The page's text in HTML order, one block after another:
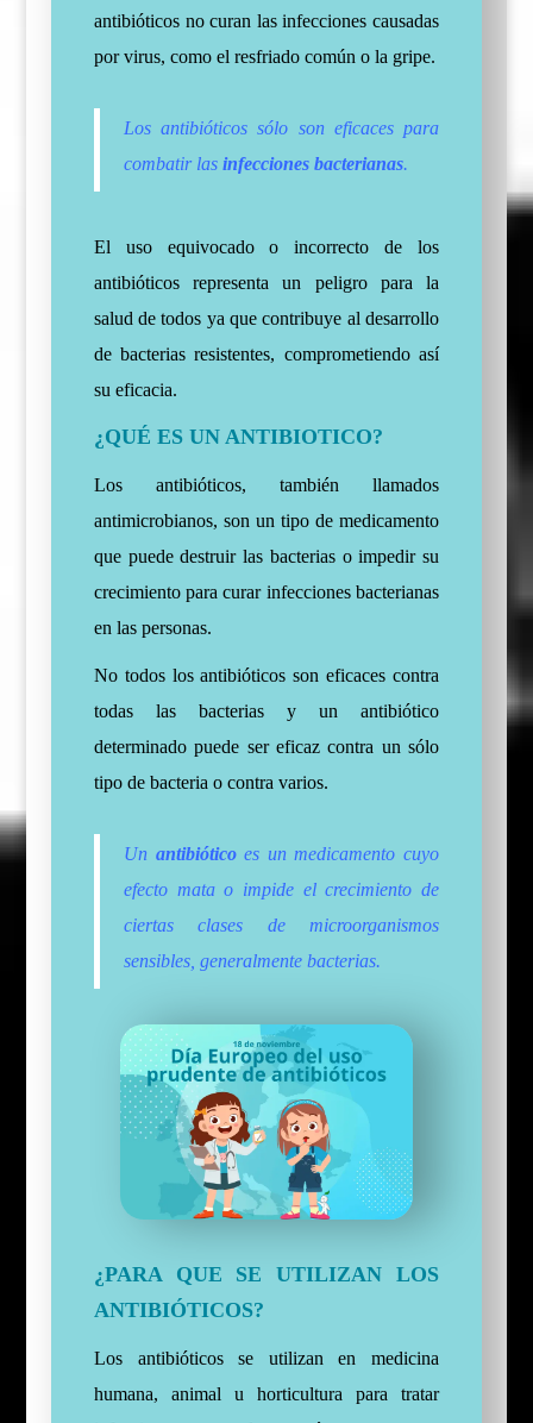
antibióticos no curan las infecciones causadas
por virus, como el resfriado común o la gripe.
Los antibióticos sólo son eficaces para
combatir las infecciones bacterianas.
El uso equivocado o incorrecto de los
antibióticos representa un peligro para la
salud de todos ya que contribuye al desarrollo
de bacterias resistentes, comprometiendo así
su eficacia.
¿QUÉ ES UN ANTIBIOTICO?
Los antibióticos, también llamados
antimicrobianos, son un tipo de medicamento
que puede destruir las bacterias o impedir su
crecimiento para curar infecciones bacterianas
en las personas.
No todos los antibióticos son eficaces contra
todas las bacterias y un antibiótico
determinado puede ser eficaz contra un sólo
tipo de bacteria o contra varios.
Un antibióticoes un medicamento cuyo
efecto mata o impide el crecimiento de
ciertas clases de microorganismos
sensibles, generalmente bacterias.
¿PARA QUE SE UTILIZAN LOS
ANTIBIÓTICOS?
Los antibióticos se utilizan en medicina
humana, animal u horticultura para tratar